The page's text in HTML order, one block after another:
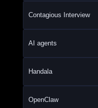
Contagious Interview
AI agents
Handala
OpenClaw